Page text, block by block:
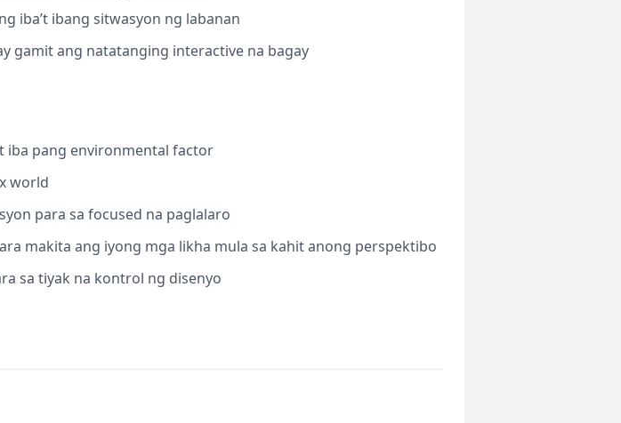
iba’t ibang sitwasyon ng labanan
gamit ang natatanging interactive na bagay
iba pang environmental factor
world
para sa focused na paglalaro
makita ang iyong mga likha mula sa kahit anong perspektibo
sa tiyak na kontrol ng disenyo